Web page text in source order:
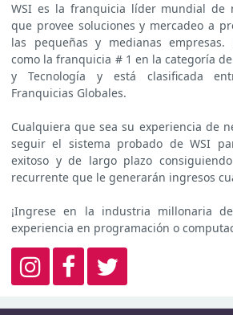
WSI es la franquicia líder mundial de
que provee soluciones y mercadeo a
las pequeñas y medianas empresas.
como la franquicia # 1 en la categoría
y Tecnología y está clasificada
Franquicias Globales.
Cualquiera que sea su experiencia de
seguir el sistema probado de WSI
exitoso y de largo plazo
recurrente que le generarán ingresos
¡Ingrese en la industria millonaria
experiencia en programación o